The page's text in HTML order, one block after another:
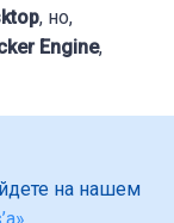
, но,
Engine,
на нашем